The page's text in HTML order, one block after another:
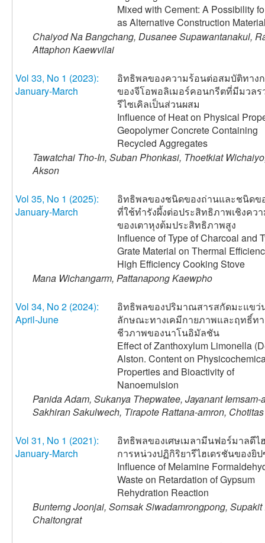
Mixed with Cement: A Possibility
as Alternative Construction
Chaiyod Na Bangchang, Dusanee Supawantanakul,
Attaphon Kaewvilai
Vol 33, No 1 (2023):
January-March
อิทธิพลของความร้อนต่อสมบัติทาง
ของจีโอพอลิเมอร์คอนกรีตที่มีมวลร
รีไซเคิลเป็นส่วนผสม
Influence of Heat on Physical
Geopolymer Concrete Containing
Recycled Aggregates
Tawatchai Tho-In, Suban Phonkasi, Thoetkiat
Akson
Vol 35, No 1 (2025):
January-March
อิทธิพลของชนิดของถ่านและชนิดข
ที่ใช้ทำรังผึ้งต่อประสิทธิภาพเชิงคว
ของเตาหุงต้มประสิทธิภาพสูง
Influence of Type of Charcoal and
Grate Material on Thermal
High Efficiency Cooking Stove
Mana Wichangarm, Pattanapong Kaewpho
Vol 34, No 2 (2024):
April-June
อิทธิพลของปริมาณสารสกัดมะแขว่
ลักษณะทางเคมีกายภาพและฤทธิ์ท
ชีวภาพของนาโนอิมัลชัน
Effect of Zanthoxylum Limonella
Alston. Content on
Properties and Bioactivity of
Nanoemulsion
Panida Adam, Sukanya Thepwatee, Jayanant
Sakhiran Sakulwech, Tirapote Rattana-amron,
Vol 31, No 1 (2021):
January-March
อิทธิพลของเศษเมลามีนฟอร์มาลดีไ
การหน่วงปฏิกิริยารีไฮเดรชันของยิ
Influence of Melamine
Waste on Retardation of Gypsum
Rehydration Reaction
Bunterng Joonjai, Somsak Siwadamrongpong,
Chaitongrat